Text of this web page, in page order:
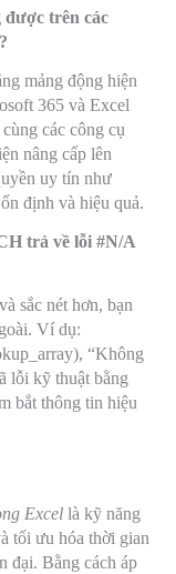
trên các
mảng động hiện
365 và Excel
các công cụ
nâng cấp lên
uy tín như
định và hiệu quả.
trả về lỗi #N/A
sắc nét hơn, bạn
Ví dụ:
“Không
lỗi kỹ thuật bằng
bắt thông tin hiệu
Excel là kỹ năng
tối ưu hóa thời gian
đại. Bằng cách áp